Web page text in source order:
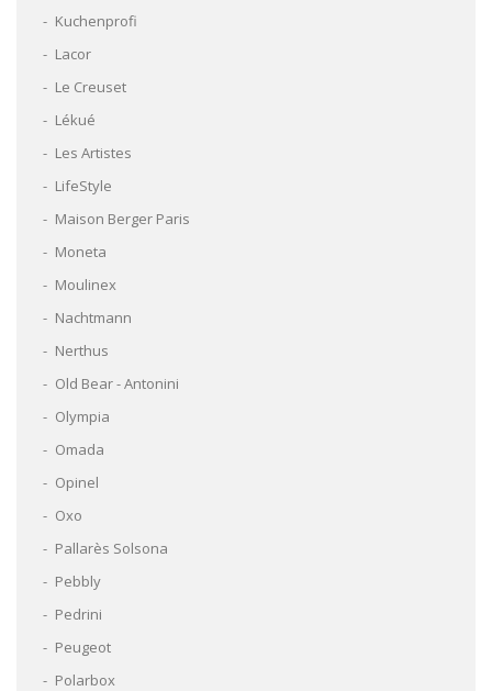
Kuchenprofi
Lacor
Le Creuset
Lékué
Les Artistes
LifeStyle
Maison Berger Paris
Moneta
Moulinex
Nachtmann
Nerthus
Old Bear - Antonini
Olympia
Omada
Opinel
Oxo
Pallarès Solsona
Pebbly
Pedrini
Peugeot
Polarbox